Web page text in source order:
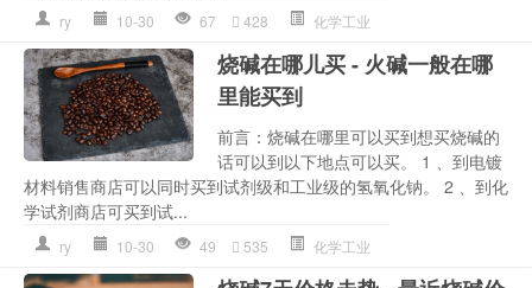
ry 10-30 67 428 化学工业
烧碱在哪儿买 - 火碱一般在哪
里能买到
前言：烧碱在哪里可以买到想买烧碱的
话可以到以下地点可以买。 1 、到电镀
材料销售商店可以同时买到试剂级和工业级的氢氧化钠。 2 、到化
学试剂商店可买到试...
ry 10-30 49 535 化学工业